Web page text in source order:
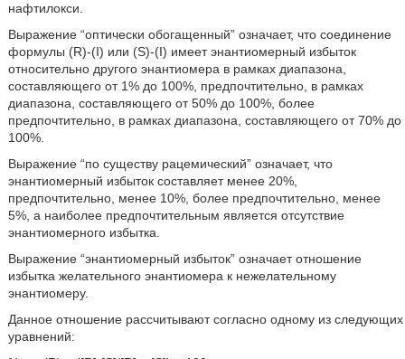
нафтилокси.
Выражение “оптически обогащенный” означает, что соединение
формулы (R)-(I) или (S)-(I) имеет энантиомерный избыток
относительно другого энантиомера в рамках диапазона,
составляющего от 1% до 100%, предпочтительно, в рамках
диапазона, составляющего от 50% до 100%, более
предпочтительно, в рамках диапазона, составляющего от 70% до
100%.
Выражение “по существу рацемический” означает, что
энантиомерный избыток составляет менее 20%,
предпочтительно, менее 10%, более предпочтительно, менее
5%, а наиболее предпочтительным является отсутствие
энантиомерного избытка.
Выражение “энантиомерный избыток” означает отношение
избытка желательного энантиомера к нежелательному
энантиомеру.
Данное отношение рассчитывают согласно одному из следующих
уравнений: